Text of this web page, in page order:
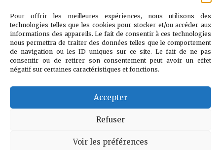
Pour offrir les meilleures expériences, nous utilisons des
technologies telles que les cookies pour stocker et/ou accéder aux
informations des appareils. Le fait de consentir à ces technologies
nous permettra de traiter des données telles que le comportement
de navigation ou les ID uniques sur ce site. Le fait de ne pas
consentir ou de retirer son consentement peut avoir un effet
négatif sur certaines caractéristiques et fonctions.
Accepter
Refuser
Voir les préférences
Jeux Vidéo Tech Tabletop Livres
Mangas / BD TV Goodies Kids
Wargames
info@geekandchill.com